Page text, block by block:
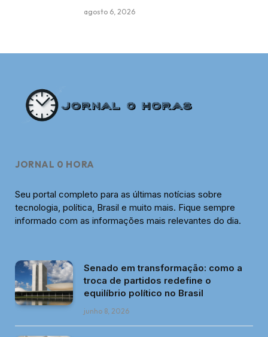
agosto 6, 2026
JORNAL 0 HORA
Seu portal completo para as últimas notícias sobre
tecnologia, política, Brasil e muito mais. Fique sempre
informado com as informações mais relevantes do dia.
Senado em transformação: como a
troca de partidos redefine o
equilíbrio político no Brasil
junho 8, 2026